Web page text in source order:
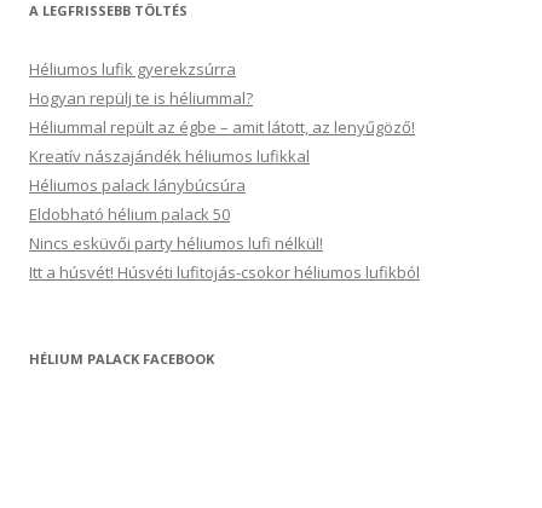
A LEGFRISSEBB TÖLTÉS
Héliumos lufik gyerekzsúrra
Hogyan repülj te is héliummal?
Héliummal repült az égbe – amit látott, az lenyűgöző!
Kreatív nászajándék héliumos lufikkal
Héliumos palack lánybúcsúra
Eldobható hélium palack 50
Nincs esküvői party héliumos lufi nélkül!
Itt a húsvét! Húsvéti lufitojás-csokor héliumos lufikból
HÉLIUM PALACK FACEBOOK